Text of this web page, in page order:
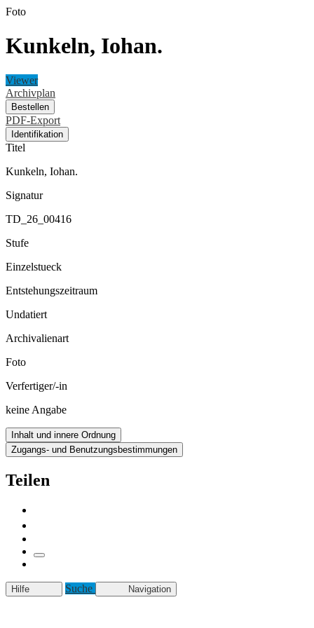
Foto
Kunkeln, Iohan.
Viewer
Archivplan
Bestellen
PDF-Export
Identifikation
Titel
Kunkeln, Iohan.
Signatur
TD_26_00416
Stufe
Einzelstueck
Entstehungszeitraum
Undatiert
Archivalienart
Foto
Verfertiger/-in
keine Angabe
Inhalt und innere Ordnung
Zugangs- und Benutzungsbestimmungen
Teilen
Hilfe Suche Navigation